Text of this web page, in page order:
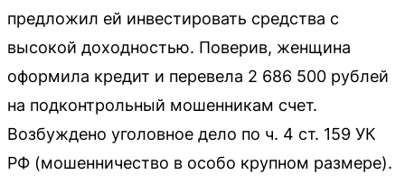
предложил ей инвестировать средства с
высокой доходностью. Поверив, женщина
оформила кредит и перевела 2 686 500 рублей
на подконтрольный мошенникам счет.
Возбуждено уголовное дело по ч. 4 ст. 159 УК
РФ (мошенничество в особо крупном размере).